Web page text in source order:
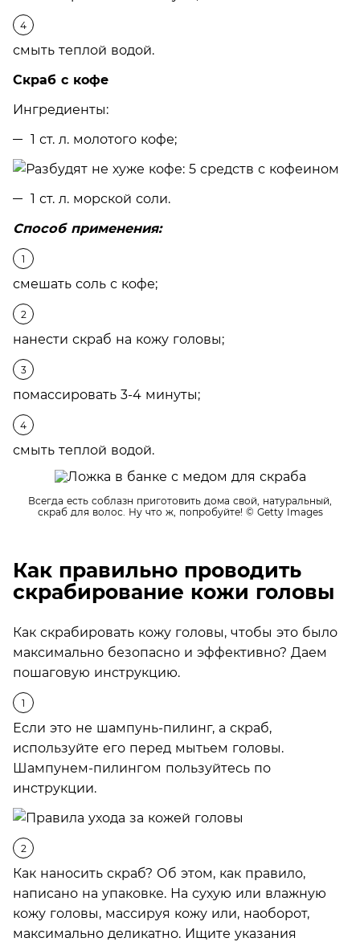
смыть теплой водой.
Скраб с кофе
Ингредиенты:
1 ст. л. молотого кофе;
1 ст. л. морской соли.
Способ применения:
смешать соль с кофе;
нанести скраб на кожу головы;
помассировать 3-4 минуты;
смыть теплой водой.
Всегда есть соблазн приготовить дома свой, натуральный,
скраб для волос. Ну что ж, попробуйте! © Getty Images
Как правильно проводить
скрабирование кожи головы
Как скрабировать кожу головы, чтобы это было
максимально безопасно и эффективно? Даем
пошаговую инструкцию.
Если это не шампунь-пилинг, а скраб,
используйте его перед мытьем головы.
Шампунем-пилингом пользуйтесь по
инструкции.
Как наносить скраб? Об этом, как правило,
написано на упаковке. На сухую или влажную
кожу головы, массируя кожу или, наоборот,
максимально деликатно. Ищите указания